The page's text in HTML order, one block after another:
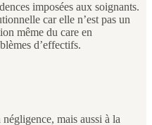
imposées aux soignants.
car elle n’est pas un
même du care en
d’effectifs.
mais aussi à la